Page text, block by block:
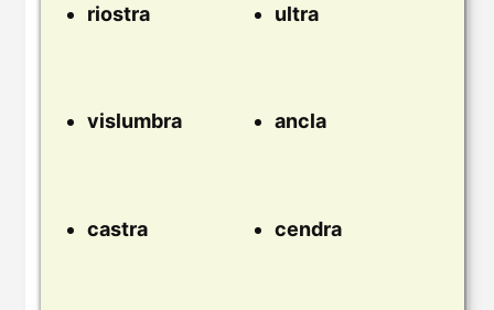
riostra ultra
vislumbra ancla
castra cendra